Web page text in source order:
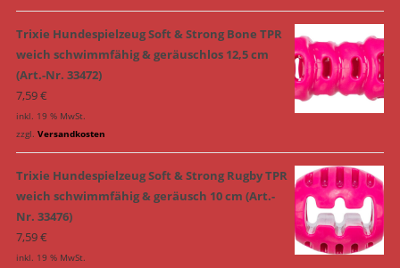
Trixie Hundespielzeug Soft & Strong Bone TPR
weich schwimmfähig & geräuschlos 12,5 cm
(Art.-Nr. 33472)
7,59€
inkl. 19 % MwSt.
zzgl. Versandkosten
Trixie Hundespielzeug Soft & Strong Rugby TPR
weich schwimmfähig & geräusch 10 cm (Art.-
Nr. 33476)
7,59€
inkl. 19 % MwSt.